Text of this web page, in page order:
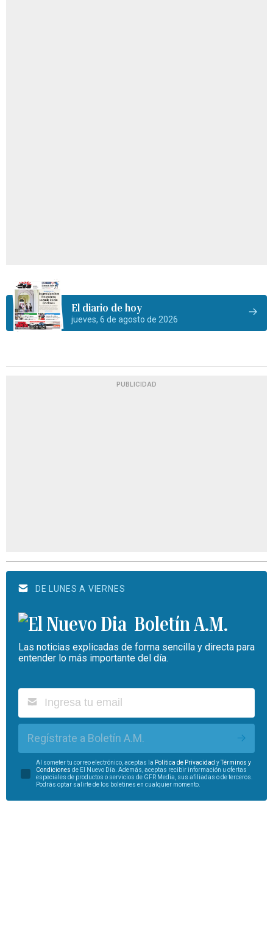
El diario de hoy
jueves, 6 de agosto de 2026
PUBLICIDAD
DE LUNES A VIERNES
Boletín A.M.
Las noticias explicadas de forma sencilla y directa para
entender lo más importante del día.
Regístrate a Boletín A.M.
Al someter tu correo electrónico, aceptas la Política de Privacidad yTérminos y
Condiciones de El Nuevo Día. Además, aceptas recibir información u ofertas
especiales de productos o servicios de GFR Media, sus afiliadas o de terceros.
Podrás optar salirte de los boletines en cualquier momento.